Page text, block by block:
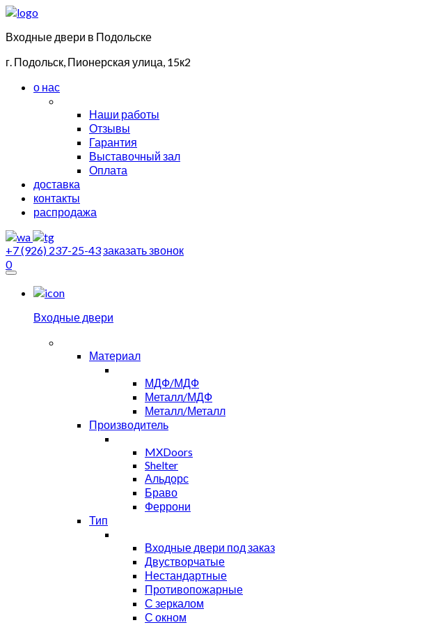
Входные двери в Подольске
г. Подольск, Пионерская улица, 15к2
о нас
Наши работы
Отзывы
Гарантия
Выставочный зал
Оплата
доставка
контакты
распродажа
+7 (926) 237-25-43заказать звонок
0
Входные двери
Материал
МДФ/МДФ
Металл/МДФ
Металл/Металл
Производитель
MXDoors
Shelter
Альдорс
Браво
Феррони
Тип
Входные двери под заказ
Двустворчатые
Нестандартные
Противопожарные
С зеркалом
С окном